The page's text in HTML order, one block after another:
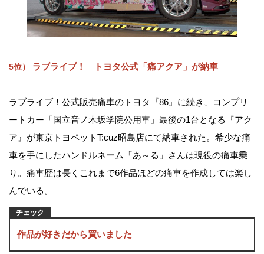
5位） ラブライブ！ トヨタ公式「痛アクア」が納車
ラブライブ！公式販売痛車のトヨタ『86』に続き、コンプリ
ートカー「国立音ノ木坂学院公用車」最後の1台となる『アク
ア』が東京トヨペットT:cuz昭島店にて納車された。希少な痛
車を手にしたハンドルネーム「あ～る」さんは現役の痛車乗
り。痛車歴は長くこれまで6作品ほどの痛車を作成しては楽し
んでいる。
作品が好きだから買いました